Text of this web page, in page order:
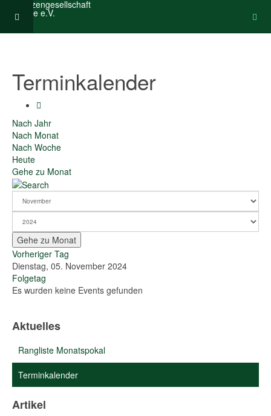
Terminkalender
Nach Jahr
Nach Monat
Nach Woche
Heute
Gehe zu Monat
Gehe zu Monat
Vorheriger Tag
Dienstag, 05. November 2024
Folgetag
Es wurden keine Events gefunden
Aktuelles
Rangliste Monatspokal
Terminkalender
Artikel